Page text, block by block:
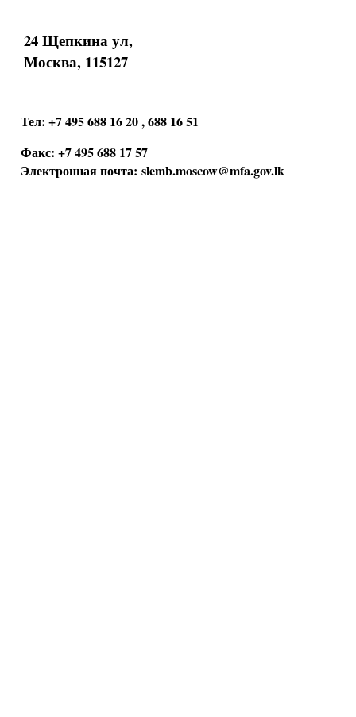
24 Щепкина ул,
Москва, 115127
Тел: +7 495 688 16 20 , 688 16 51
Факс: +7 495 688 17 57
Электронная почта: slemb.moscow@mfa.gov.lk